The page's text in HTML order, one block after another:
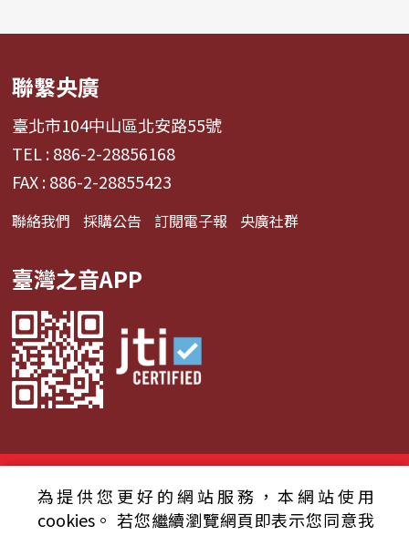
聯繫央廣
臺北市104中山區北安路55號
TEL : 886-2-28856168
FAX : 886-2-28855423
聯絡我們 採購公告 訂閱電子報 央廣社群
臺灣之音APP
© 2024財團法人中央廣播電臺 版權所有
資通安全政策聲明
服務條款 隱私權條款
為提供您更好的網站服務，本網站使用
cookies。 若您繼續瀏覽網頁即表示您同意我